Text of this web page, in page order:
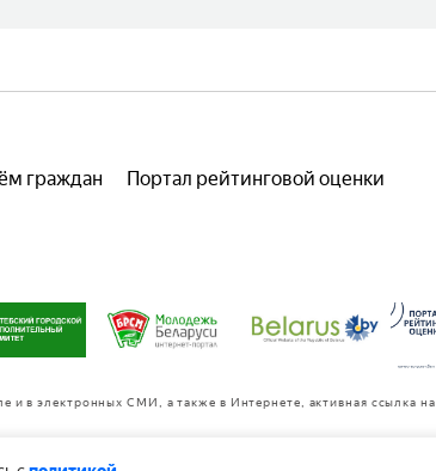
граждан Портал рейтинговой оценки
и в электронных СМИ, а также в Интернете, активная ссылка на